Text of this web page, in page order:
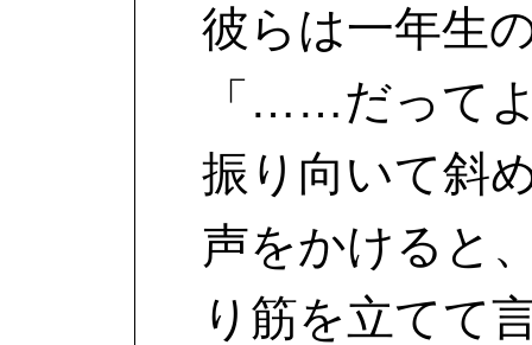
彼らは一年生
「……だって
振り向いて斜
声をかけると
り筋を立てて